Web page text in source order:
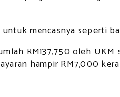
mencasnya seperti
RM137,750 oleh UKM
hampir RM7,000